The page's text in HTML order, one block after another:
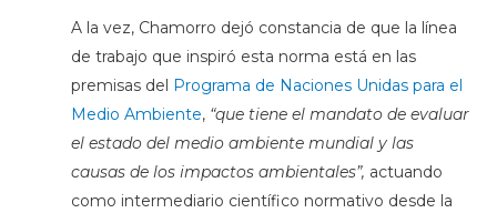
A la vez, Chamorro dejó constancia de que la línea
de trabajo que inspiró esta norma está en las
premisas del Programa de Naciones Unidas para el
Medio Ambiente, “que tiene el mandato de evaluar
el estado del medio ambiente mundial y las
causas de los impactos ambientales”, actuando
como intermediario científico normativo desde la